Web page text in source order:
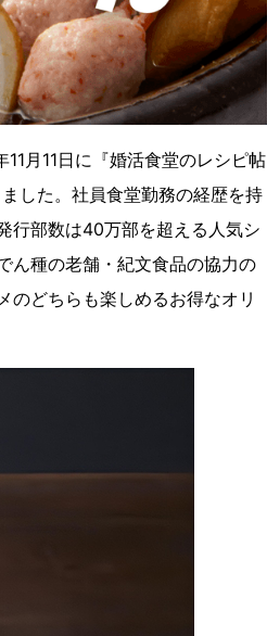
月11日に『婚活食堂のレシピ帖
した。社員食堂勤務の経歴を持
行部数は40万部を超える人気シ
ん種の老舗・紀文食品の協力の
のどちらも楽しめるお得なオリ